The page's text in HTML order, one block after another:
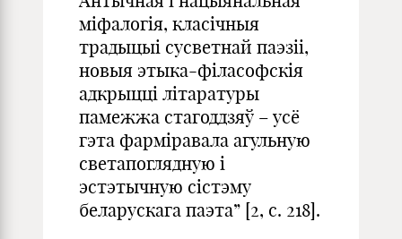
міфалогія, класічныя
традыцыі сусветнай паэзіі,
новыя этыка-філасофскія
адкрыцці літаратуры
памежжа стагоддзяў – усё
гэта фарміравала агульную
светапоглядную і
эстэтычную сістэму
беларускага паэта” [2, с. 218].